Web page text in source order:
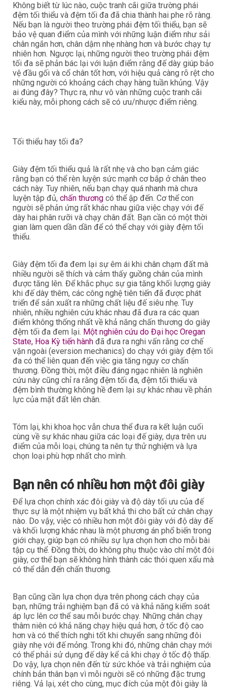
Không biết từ lúc nào, cuộc tranh cãi giữa trường phái
đệm tối thiểu và đệm tối đa đã chia thành hai phe rõ ràng.
Nếu bạn là người theo trường phái đệm tối thiểu, bạn sẽ
bảo vệ quan điểm của mình với những luận điểm như sải
chân ngắn hơn, chân dậm nhẹ nhàng hơn và bước chạy tự
nhiên hơn. Ngược lại, những người theo trường phái đệm
tối đa sẽ phản bác lại với luận điểm rằng đế dày giúp bảo
vệ đầu gối và cổ chân tốt hơn, với hiệu quả càng rõ rệt cho
những người có khoảng cách chạy hàng tuần khủng. Vậy
ai đúng đây? Thực ra, như vô vàn những cuộc tranh cãi
kiểu này, mỗi phong cách sẽ có ưu/nhược điểm riêng.
Tối thiểu hay tối đa?
Giày đệm tối thiểu quả là rất nhẹ và cho bạn cảm giác
rằng bạn có thể rèn luyện sức mạnh cơ bắp ở chân theo
cách này. Tuy nhiên, nếu bạn chạy quá nhanh mà chưa
luyện tập đủ, chấn thương có thể ập đến. Cơ thể con
người sẽ phản ứng rất khác nhau giữa việc chạy với đế
dày hai phân rưỡi và chạy chân đất. Bạn cần có một thời
gian làm quen dần dần để có thể chạy với giày đệm tối
thiểu.
Giày đệm tối đa đem lại sự êm ái khi chân chạm đất mà
nhiều người sẽ thích và cảm thấy guồng chân của mình
được tăng lên. Để khắc phục sự gia tăng khối lượng giày
khi đế dày thêm, các công nghệ tiên tiến đã được phát
triển để sản xuất ra những chất liệu đế siêu nhẹ. Tuy
nhiên, nhiều nghiên cứu khác nhau đã đưa ra các quan
điểm không thống nhất về khả năng chấn thương do giày
đệm tối đa đem lại. Một nghiên cứu do Đại học Oregan
State, Hoa Kỳ tiến hành đã đưa ra nghi vấn rằng cơ chế
vặn ngoài (eversion mechanics) do chạy với giày đệm tối
đa có thể liên quan đến việc gia tăng nguy cơ chấn
thương. Đồng thời, một điều đáng ngạc nhiên là nghiên
cứu này cũng chỉ ra rằng đệm tối đa, đệm tối thiểu và
đệm bình thường không hề đem lại sự khác nhau về phản
lực của mặt đất lên chân.
Tóm lại, khi khoa học vẫn chưa thể đưa ra kết luận cuối
cùng về sự khác nhau giữa các loại đế giày, dựa trên ưu
điểm của mỗi loại, chúng ta nên tự thử nghiệm và lựa
chọn loại phù hợp nhất cho mình.
Bạn nên có nhiều hơn một đôi giày
Để lựa chọn chính xác đôi giày và độ dày tối ưu của đế
thực sự là một nhiệm vụ bất khả thi cho bất cứ chân chạy
nào. Do vậy, việc có nhiều hơn một đôi giày với độ dày đế
và khối lượng khác nhau là một phương án phổ biến trong
giới chạy, giúp bạn có nhiều sự lựa chọn hơn cho mỗi bài
tập cụ thể. Đồng thời, do không phụ thuộc vào chỉ một đôi
giày, cơ thể bạn sẽ không hình thành các thói quen xấu mà
có thể dẫn đến chấn thương.
Bạn cũng cần lựa chọn dựa trên phong cách chạy của
bạn, những trải nghiệm bạn đã có và khả năng kiểm soát
áp lực lên cơ thể sau mỗi bước chạy. Những chân chạy
thâm niên có khả năng chạy hiệu quả hơn, ở tốc độ cao
hơn và có thể thích nghi tốt khi chuyển sang những đôi
giày nhẹ với đế mỏng. Trong khi đó, những chân chạy mới
có thể phải sử dụng đế dày kể cả khi chạy ở tốc độ thấp.
Do vậy, lựa chọn nên đến từ sức khỏe và trải nghiệm của
chính bản thân bạn vì mỗi người sẽ có những đặc trưng
riêng. Vả lại, xét cho cùng, mục đích của một đôi giày là